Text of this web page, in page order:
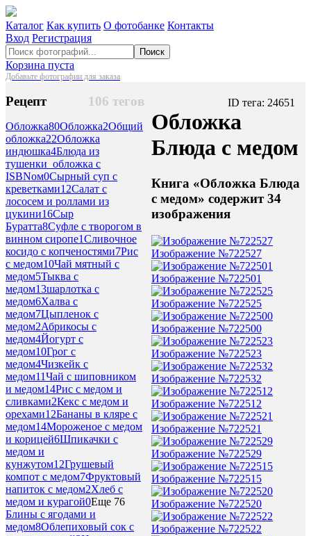
Каталог Как купить О фотобанке Контакты
Вход Регистрация
Поиск
Корзина пуста
Добавьте фотографии для заказа
106 тегов
Рецепт
Обложка80Обложка2Общий
обложка22Обложка
индюшка4Блюда из
тушенки_обложка с
ISBNом0Сырный суп с
креветками12Салат с
лососем и роллами из
цукини16Сыр
Буратта8Суфле с творогом в
винном сиропе1Сливочное
косидо с копченостями7Рис
с медом10Чай мятный с
медом5Тыква с
медом13шарлотка с
медом6Халва с
медом7Цыпленок с
медом2Абрикосы с
медом4Йогурт с
медом10Грог с
медом4Чизкейк с
медом11Чай с шиповником
и медом14Рис с медом и
сливками2Кекс с медом и
орехами12Бананы в кляре с
медом14Мороженое с медом
и корицей6Шпикачки с
медом и
кунжутом12Грушевый
компот с медом7Фруктовый
напиток с медом2Хлеб с
медом и курагой0Еще 76
Блины с ягодами и
медом8Облепиховый сок с
ID тега: 24651
Обложка
Блюда с медом
Книга «Обложка Блюда
с медом» содержит 34
изображения
Изображение №722527
Изображение №722501
Изображение №722525
Изображение №722500
Изображение №722523
Изображение №722532
Изображение №722512
Изображение №722521
Изображение №722529
Изображение №722515
Изображение №722520
Изображение №722522